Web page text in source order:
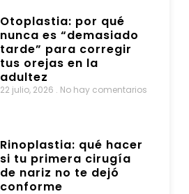
nunca es “demasiado
tarde” para corregir
tus orejas en la
adultez
22 julio, 2026
si tu primera cirugía
de nariz no te dejó
conforme
21 julio, 2026No hay comentarios